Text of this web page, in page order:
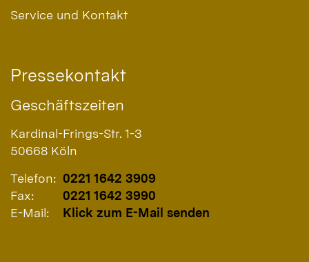
Service und Kontakt
Pressekontakt
Geschäftszeiten
Kardinal-Frings-Str. 1-3
50668 Köln
Telefon: 0221 1642 3909
Fax:
0221 1642 3990
E-Mail:
Klick zum E-Mail senden